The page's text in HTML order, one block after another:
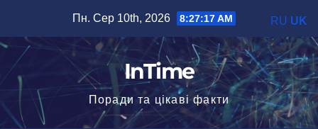
вмісту
Пн. Сер 10th, 2026 8:27:19 AM
InTime
Поради та цікаві факти
RU UK